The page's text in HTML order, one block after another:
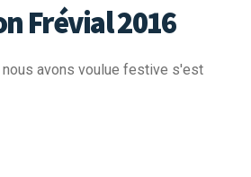
Frévial 2016
nous avons voulue festive s'est